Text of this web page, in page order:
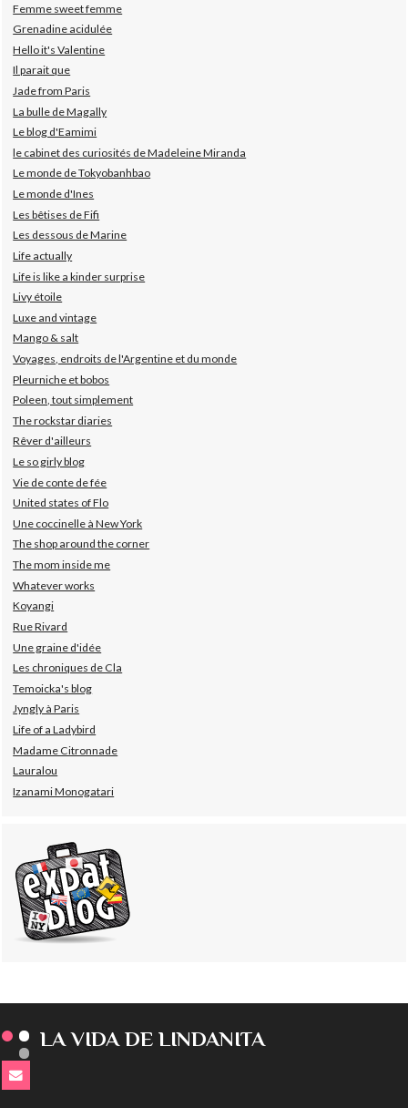
Femme sweet femme
Grenadine acidulée
Hello it's Valentine
Il parait que
Jade from Paris
La bulle de Magally
Le blog d'Eamimi
le cabinet des curiosités de Madeleine Miranda
Le monde de Tokyobanhbao
Le monde d'Ines
Les bêtises de Fifi
Les dessous de Marine
Life actually
Life is like a kinder surprise
Livy étoile
Luxe and vintage
Mango & salt
Voyages, endroits de l'Argentine et du monde
Pleurniche et bobos
Poleen, tout simplement
The rockstar diaries
Rêver d'ailleurs
Le so girly blog
Vie de conte de fée
United states of Flo
Une coccinelle à New York
The shop around the corner
The mom inside me
Whatever works
Koyangi
Rue Rivard
Une graine d'idée
Les chroniques de Cla
Temoicka's blog
Jyngly à Paris
Life of a Ladybird
Madame Citronnade
Lauralou
Izanami Monogatari
LA VIDA DE LINDANITA